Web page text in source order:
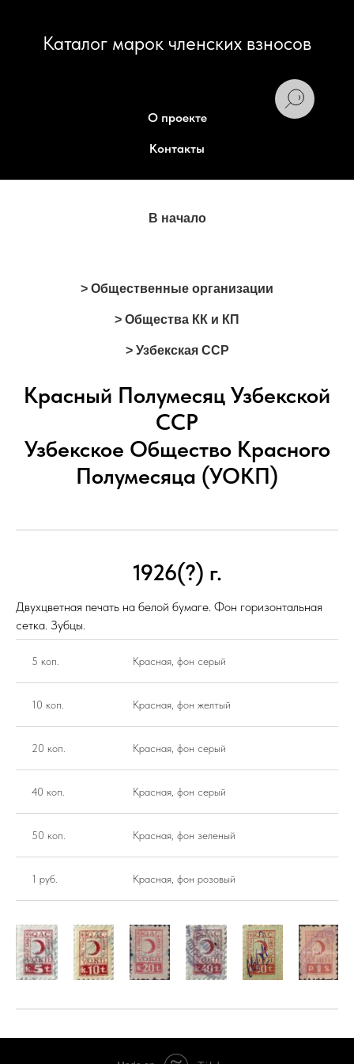
Каталог марок членских взносов
О проекте
Контакты
В начало
> Общественные организации
> Общества КК и КП
> Узбекская ССР
Красный Полумесяц Узбекской
ССР
Узбекское Общество Красного
Полумесяца (УОКП)
1926(?) г.
Двухцветная печать на белой бумаге. Фон горизонтальная
сетка. Зубцы.
5 коп. Красная, фон серый
10 коп. Красная, фон желтый
20 коп. Красная, фон серый
40 коп. Красная, фон серый
50 коп. Красная, фон зеленый
1 руб. Красная, фон розовый